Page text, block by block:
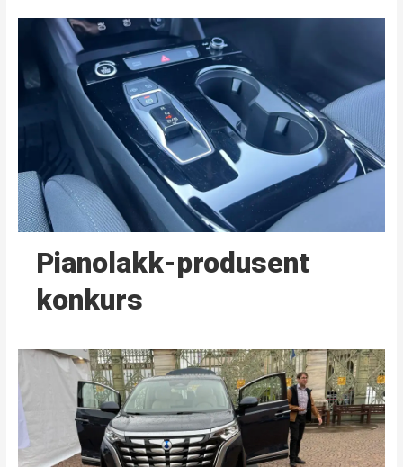
Pianolakk-produsent
konkurs